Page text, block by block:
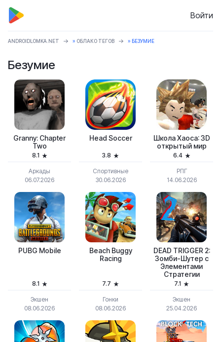
Войти
ANDROIDLOMKA.NET » ОБЛАКО ТЕГОВ » БЕЗУМИЕ
Безумие
Granny: Chapter
Two
8.1
Аркады
06.07.2026
Head Soccer
3.8
Спортивные
30.06.2026
Школа Хаоса: 3D
открытый мир
6.4
РПГ
14.06.2026
PUBG Mobile
8.1
Экшен
08.06.2026
Beach Buggy
Racing
7.7
Гонки
08.06.2026
DEAD TRIGGER 2:
Зомби-Шутер с
Элементами
Стратегии
7.1
Экшен
25.04.2026